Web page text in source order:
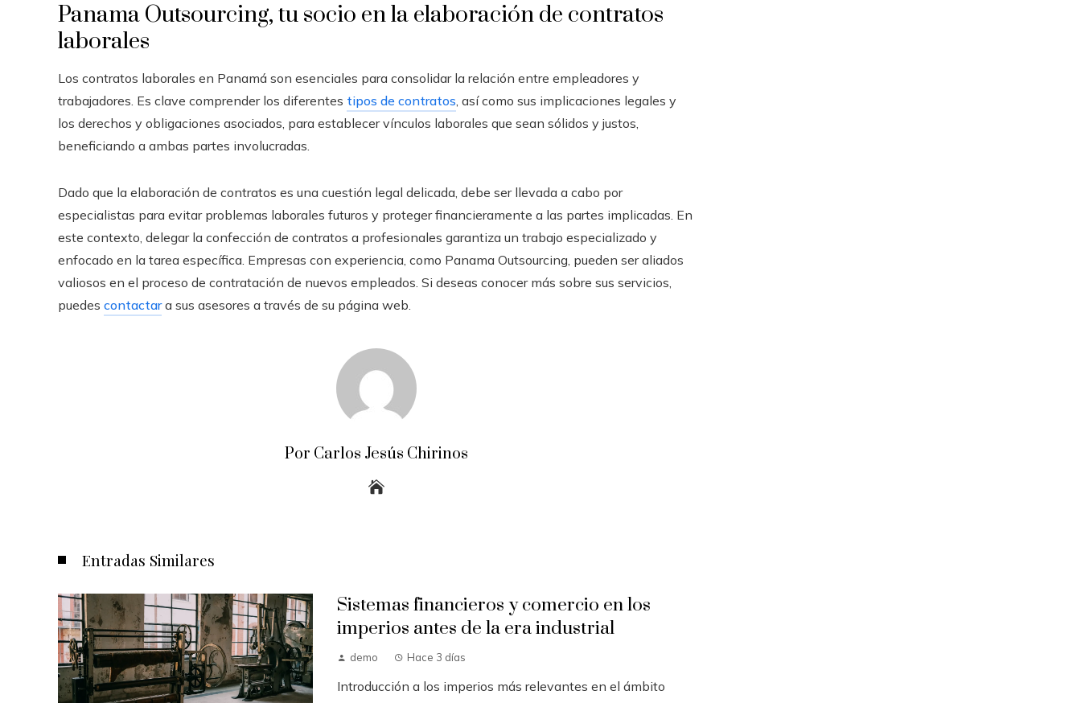
Panama Outsourcing, tu socio en la elaboración de contratos
laborales
Los contratos laborales en Panamá son esenciales para consolidar la relación entre empleadores y
trabajadores. Es clave comprender los diferentes tipos de contratos, así como sus implicaciones legales y
los derechos y obligaciones asociados, para establecer vínculos laborales que sean sólidos y justos,
beneficiando a ambas partes involucradas.
Dado que la elaboración de contratos es una cuestión legal delicada, debe ser llevada a cabo por
especialistas para evitar problemas laborales futuros y proteger financieramente a las partes implicadas. En
este contexto, delegar la confección de contratos a profesionales garantiza un trabajo especializado y
enfocado en la tarea específica. Empresas con experiencia, como Panama Outsourcing, pueden ser aliados
valiosos en el proceso de contratación de nuevos empleados. Si deseas conocer más sobre sus servicios,
puedes contactara sus asesores a través de su página web.
Por Carlos Jesús Chirinos
Entradas Similares
Sistemas financieros y comercio en los
imperios antes de la era industrial
demo Hace 3 días
Introducción a los imperios más relevantes en el ámbito